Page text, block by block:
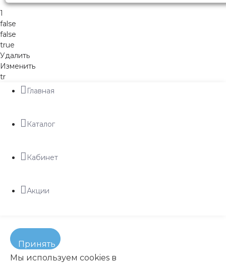
1
false
false
true
Удалить
Изменить
tr
Главная
Каталог
Кабинет
Акции
Принять
Мы используем cookies в